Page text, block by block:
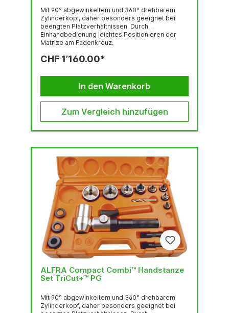
Mit 90° abgewinkeltem und 360° drehbarem
Zylinderkopf, daher besonders geeignet bei
beengten Platzverhältnissen. Durch
Einhandbedienung leichtes Positionieren der
Matrize am Fadenkreuz.
Stahlblech (S235), 2.0 mm Edelstahl (F = 600
Stahlblech (S235), 1.5 mm Edelstahl (F = 600
N/mm2)Quadratlocher bis 68 x 68 mm 3.0 mm
Stahlblech (S235), 2.0 mm Edelstahl (F = 600
Stahlblech...
CHF 1’160.00*
In den Warenkorb
Zum Vergleich hinzufügen
ALFRA Compact Combi™ Handstanze
Set TriCut+™ PG
Mit 90° abgewinkeltem und 360° drehbarem
Zylinderkopf, daher besonders geeignet bei